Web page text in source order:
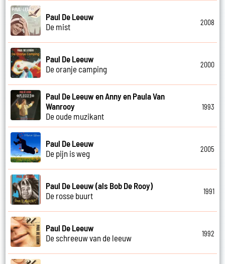
Paul De Leeuw
De mist
2008
Paul De Leeuw
De oranje camping
2000
Paul De Leeuw en Anny en Paula Van
Wanrooy
De oude muzikant
1993
Paul De Leeuw
De pijn is weg
2005
Paul De Leeuw (als Bob De Rooy)
De rosse buurt
1991
Paul De Leeuw
De schreeuw van de leeuw
1992